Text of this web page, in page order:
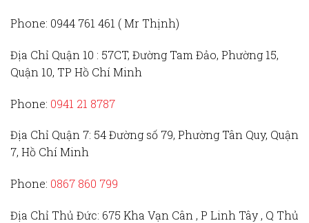
Phone: 0944 761 461 ( Mr Thịnh)
Địa Chỉ Quận 10 : 57CT, Đường Tam Đảo, Phường 15,
Quận 10, TP Hồ Chí Minh
Phone: 0941 21 8787
Địa Chỉ Quận 7: 54 Đường số 79, Phường Tân Quy, Quận
7, Hồ Chí Minh
Phone: 0867 860 799
Địa Chỉ Thủ Đức: 675 Kha Vạn Cân , P Linh Tây , Q Thủ